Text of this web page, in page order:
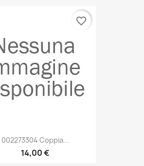
002273304 Coppia...
14,00 €
favorite_border